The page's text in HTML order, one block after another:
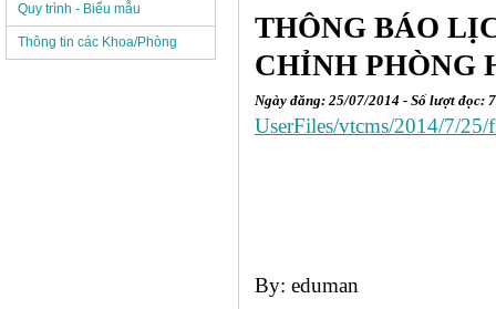
THÔNG BÁO
CHỈNH PHÒNG
Ngày đăng: 25/07/2014 - Số lượt đọc:
UserFiles/vtcms/2014/7/
By: eduman
Quy trình - Biểu mẫu
Thông tin các Khoa/Phòng